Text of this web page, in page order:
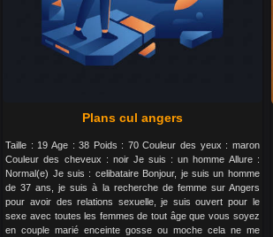
Plans cul angers
Taille : 19 Age : 38 Poids : 70 Couleur des yeux : maron
Couleur des cheveux : noir Je suis : un homme Allure :
Normal(e) Je suis : celibataire Bonjour, je suis un homme
de 37 ans, je suis à la recherche de femme sur Angers
pour avoir des relations sexuelle, je suis ouvert pour le
sexe avec toutes les femmes de tout âge que vous soyez
en couple marié enceinte gosse ou moche cela ne me